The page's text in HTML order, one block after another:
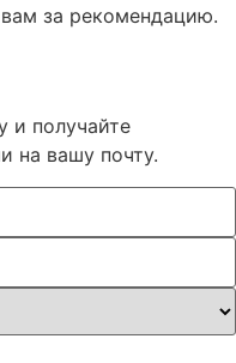
вам за рекомендацию.
и получайте
на вашу почту.